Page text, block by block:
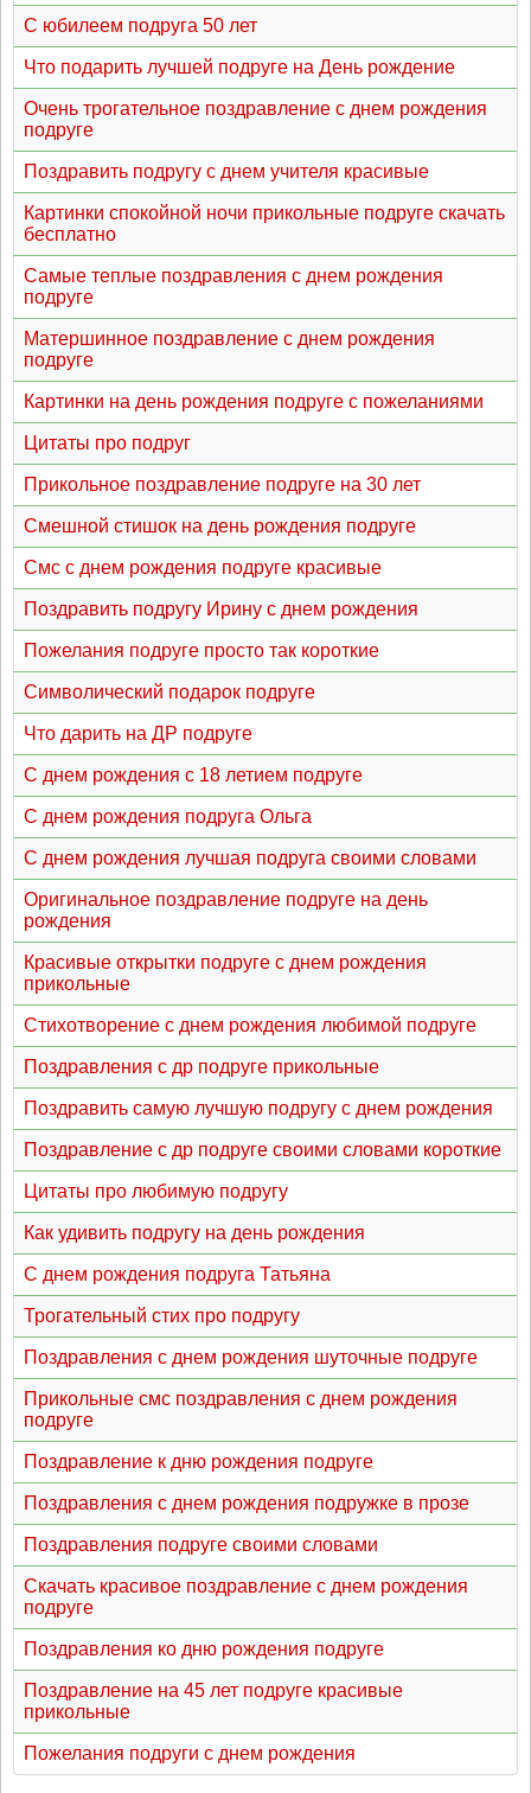
С юбилеем подруга 50 лет
Что подарить лучшей подруге на День рождение
Очень трогательное поздравление с днем рождения
подруге
Поздравить подругу с днем учителя красивые
Картинки спокойной ночи прикольные подруге скачать
бесплатно
Самые теплые поздравления с днем рождения
подруге
Матершинное поздравление с днем рождения
подруге
Картинки на день рождения подруге с пожеланиями
Цитаты про подруг
Прикольное поздравление подруге на 30 лет
Смешной стишок на день рождения подруге
Смс с днем рождения подруге красивые
Поздравить подругу Ирину с днем рождения
Пожелания подруге просто так короткие
Символический подарок подруге
Что дарить на ДР подруге
С днем рождения с 18 летием подруге
С днем рождения подруга Ольга
С днем рождения лучшая подруга своими словами
Оригинальное поздравление подруге на день
рождения
Красивые открытки подруге с днем рождения
прикольные
Стихотворение с днем рождения любимой подруге
Поздравления с др подруге прикольные
Поздравить самую лучшую подругу с днем рождения
Поздравление с др подруге своими словами короткие
Цитаты про любимую подругу
Как удивить подругу на день рождения
С днем рождения подруга Татьяна
Трогательный стих про подругу
Поздравления с днем рождения шуточные подруге
Прикольные смс поздравления с днем рождения
подруге
Поздравление к дню рождения подруге
Поздравления с днем рождения подружке в прозе
Поздравления подруге своими словами
Скачать красивое поздравление с днем рождения
подруге
Поздравления ко дню рождения подруге
Поздравление на 45 лет подруге красивые
прикольные
Пожелания подруги с днем рождения